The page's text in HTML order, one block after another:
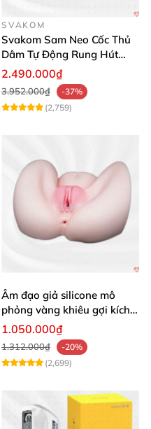
SVAKOM
Svakom Sam Neo Cốc Thủ
Dâm Tự Động Rung Hút
App Điều Khiển Xa
2.490.000₫
3.952.000₫
-37%
(2,759)
Âm đạo giả silicone mô
phỏng vàng khiêu gợi kích
thích mua
1.050.000₫
1.312.000₫
-20%
(2,699)